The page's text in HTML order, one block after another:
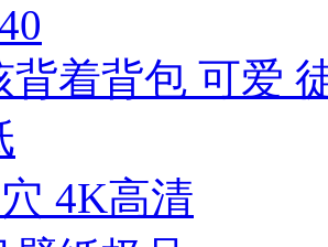
背着背包 可爱